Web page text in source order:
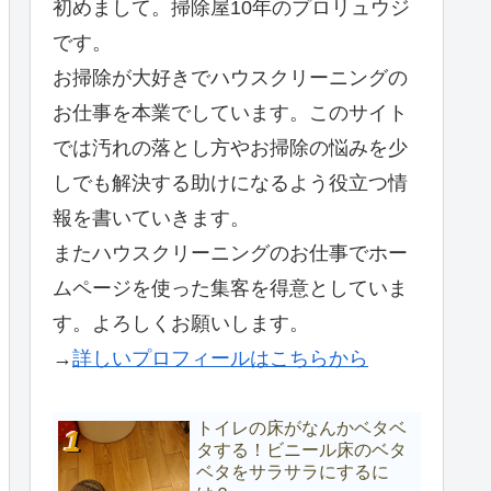
初めまして。掃除屋10年のプロリュウジ
です。
お掃除が大好きでハウスクリーニングの
お仕事を本業でしています。このサイト
では汚れの落とし方やお掃除の悩みを少
しでも解決する助けになるよう役立つ情
報を書いていきます。
またハウスクリーニングのお仕事でホー
ムページを使った集客を得意としていま
す。よろしくお願いします。
→詳しいプロフィールはこちらから
トイレの床がなんかベタベ
タする！ビニール床のベタ
ベタをサラサラにするに